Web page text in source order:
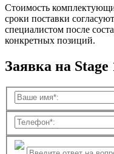
Стоимость
сроки поставки
специалистом после
конкретных позиций.
Заявка на Stage